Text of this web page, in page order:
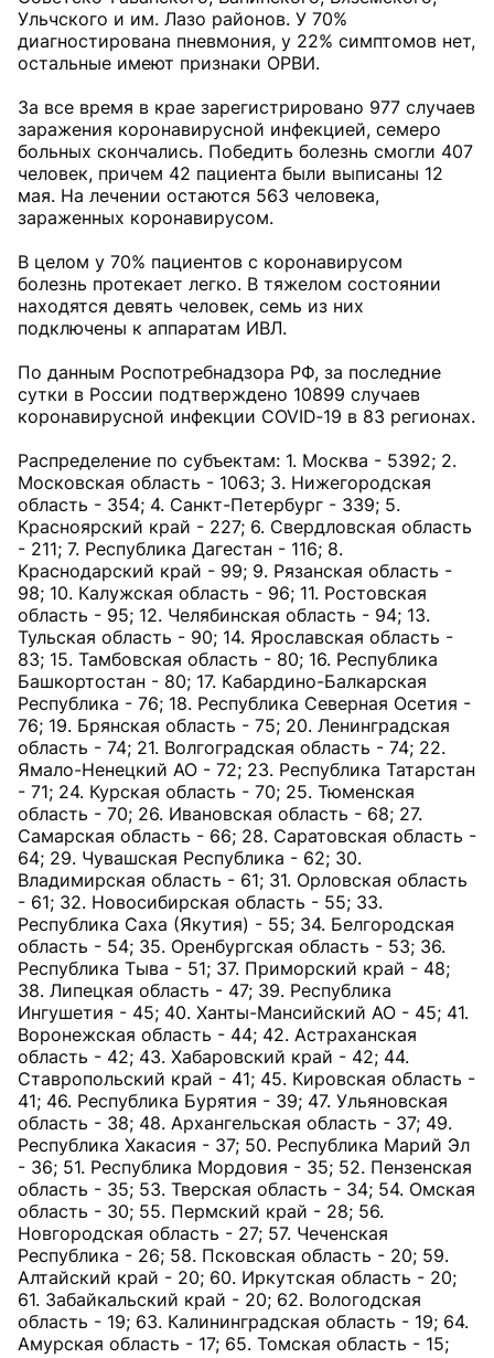
Ульчского и им. Лазо районов. У 70%
диагностирована пневмония, у 22% симптомов нет,
остальные имеют признаки ОРВИ.
За все время в крае зарегистрировано 977 случаев
заражения коронавирусной инфекцией, семеро
больных скончались. Победить болезнь смогли 407
человек, причем 42 пациента были выписаны 12
мая. На лечении остаются 563 человека,
зараженных коронавирусом.
В целом у 70% пациентов с коронавирусом
болезнь протекает легко. В тяжелом состоянии
находятся девять человек, семь из них
подключены к аппаратам ИВЛ.
По данным Роспотребнадзора РФ, за последние
сутки в России подтверждено 10899 случаев
коронавирусной инфекции COVID‑19 в 83 регионах.
Распределение по субъектам: 1. Москва - 5392; 2.
Московская область - 1063; 3. Нижегородская
область - 354; 4. Санкт-Петербург - 339; 5.
Красноярский край - 227; 6. Свердловская область
- 211; 7. Республика Дагестан - 116; 8.
Краснодарский край - 99; 9. Рязанская область -
98; 10. Калужская область - 96; 11. Ростовская
область - 95; 12. Челябинская область - 94; 13.
Тульская область - 90; 14. Ярославская область -
83; 15. Тамбовская область - 80; 16. Республика
Башкортостан - 80; 17. Кабардино-Балкарская
Республика - 76; 18. Республика Северная Осетия -
76; 19. Брянская область - 75; 20. Ленинградская
область - 74; 21. Волгоградская область - 74; 22.
Ямало-Ненецкий АО - 72; 23. Республика Татарстан
- 71; 24. Курская область - 70; 25. Тюменская
область - 70; 26. Ивановская область - 68; 27.
Самарская область - 66; 28. Саратовская область -
64; 29. Чувашская Республика - 62; 30.
Владимирская область - 61; 31. Орловская область
- 61; 32. Новосибирская область - 55; 33.
Республика Саха (Якутия) - 55; 34. Белгородская
область - 54; 35. Оренбургская область - 53; 36.
Республика Тыва - 51; 37. Приморский край - 48;
38. Липецкая область - 47; 39. Республика
Ингушетия - 45; 40. Ханты-Мансийский АО - 45; 41.
Воронежская область - 44; 42. Астраханская
область - 42; 43. Хабаровский край - 42; 44.
Ставропольский край - 41; 45. Кировская область -
41; 46. Республика Бурятия - 39; 47. Ульяновская
область - 38; 48. Архангельская область - 37; 49.
Республика Хакасия - 37; 50. Республика Марий Эл
- 36; 51. Республика Мордовия - 35; 52. Пензенская
область - 35; 53. Тверская область - 34; 54. Омская
область - 30; 55. Пермский край - 28; 56.
Новгородская область - 27; 57. Чеченская
Республика - 26; 58. Псковская область - 20; 59.
Алтайский край - 20; 60. Иркутская область - 20;
61. Забайкальский край - 20; 62. Вологодская
область - 19; 63. Калининградская область - 19; 64.
Амурская область - 17; 65. Томская область - 15;